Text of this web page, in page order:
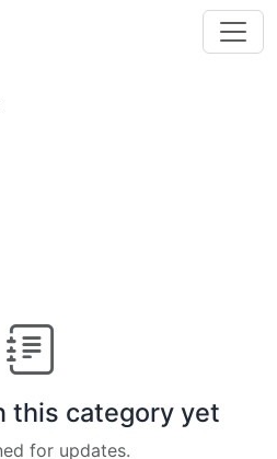
this category yet
for updates.